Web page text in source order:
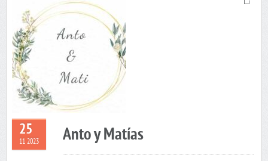
25
11 2023 Anto y Matías